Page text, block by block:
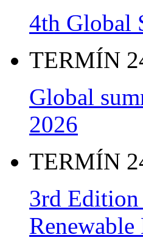
4th Global
TERMÍN
Global
2026
TERMÍN
3rd
Renewable